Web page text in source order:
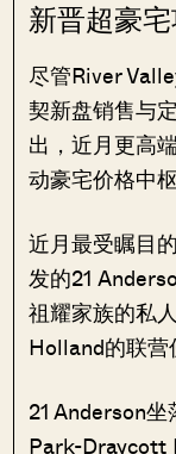
新晋超豪
尽管River
契新盘销售与
出，近月更高
动豪宅价格中
近月最受瞩目
发的21
祖耀家族的私
Holland的联营
21 Anderson
Park-Draycott